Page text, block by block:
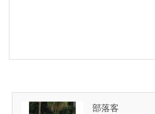
部落客